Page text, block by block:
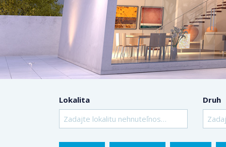
Lokalita
Zadajte lokalitu nehnuteľnosti ..
Druh